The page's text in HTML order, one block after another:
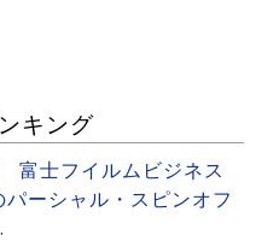
キング
士フイルムビジネス
ーシャル・スピンオフ